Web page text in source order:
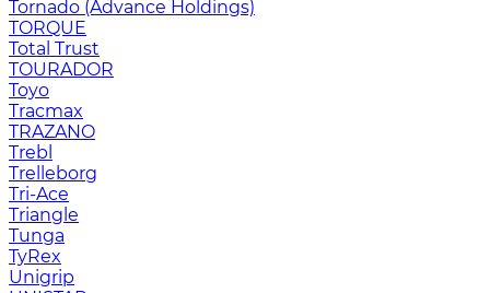
Tornado (Advance Holdings)
TORQUE
Total Trust
TOURADOR
Toyo
Tracmax
TRAZANO
Trebl
Trelleborg
Tri-Ace
Triangle
Tunga
TyRex
Unigrip